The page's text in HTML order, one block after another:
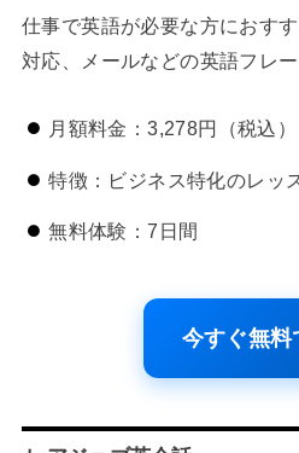
仕事で英語が必要な方におす
対応、メールなどの英語フレ
月額料金：3,278円（税込）
特徴：ビジネス特化のレッ
無料体験：7日間
今すぐ無料